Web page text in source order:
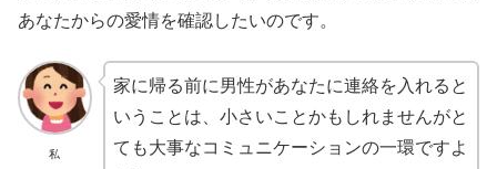
あなたからの愛情を確認したいのです。
私
家に帰る前に男性があなたに連絡を入れると
いうことは、小さいことかもしれませんがと
ても大事なコミュニケーションの一環ですよ